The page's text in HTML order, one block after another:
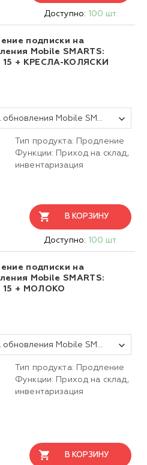
Доступно: 100 шт.
подписки на
Mobile SMARTS:
15 + КРЕСЛА-КОЛЯСКИ
Продление подписки на обновления Mobile SMARTS Склад 15, БАЗОВЫЙ + КРЕСЛА-КОЛЯСКИ для любой поддерживаемой конфигурации 1С на 1 (один) год
Тип продукта: Продление
Функции: Приход на склад,
инвентаризация
В КОРЗИНУ
Доступно: 100 шт.
подписки на
Mobile SMARTS:
15 + МОЛОКО
Продление подписки на обновления Mobile SMARTS Склад 15, БАЗОВЫЙ + МОЛОКО для любой поддерживаемой конфигурации 1С на 1 (один) год
Тип продукта: Продление
Функции: Приход на склад,
инвентаризация
В КОРЗИНУ